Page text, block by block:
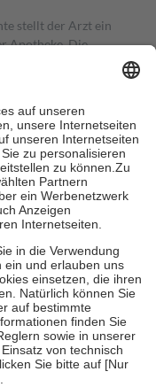
stellt der Arzt ein
Apotheke. Die
in der Regel die
davon als Zuzahlung
in Höhe von zehn
fünf Euround
als die tatsächlichen
Online-Apotheken.
beträgt die
zehn Euro je
eigene Gesundheit zu
zu unterstützen,
18. Lebensjahr
die von der